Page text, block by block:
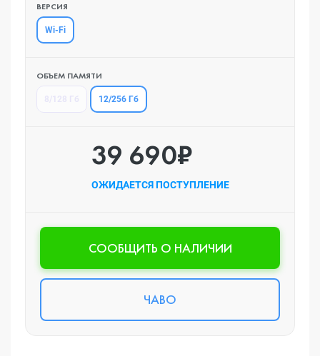
ВЕРСИЯ
Wi-Fi
ОБЪЕМ ПАМЯТИ
12/256 Гб
39 690₽
ОЖИДАЕТСЯ ПОСТУПЛЕНИЕ
CООБЩИТЬ О НАЛИЧИИ
ЧАВО